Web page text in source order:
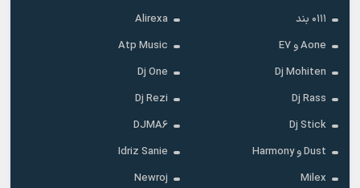
۰۱۱۱ بند
Alirexa
Aone و E7
Atp Music
Dj Mohiten
Dj One
Dj Rass
Dj Rezi
Dj Stick
DJMA6
Dust و Harmony
Idriz Sanie
Milex
Newroj